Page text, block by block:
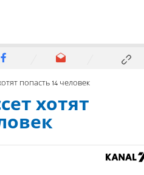
попасть 14 человек
хотят